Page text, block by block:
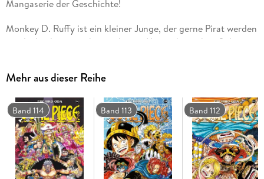
Mangaserie der Geschichte!
Monkey D. Ruffy ist ein kleiner Junge, der gerne Pirat werden
würde. Leider nützt ihm auch eine Mutprobe nichts. Solange
Teufelsfrucht oder Gum-Gum-Frucht genannt, klaut und zum
Das erwartet dich in diesem Band:
20 Jahre sind seit der Machtergreifung von Kaido und
Orochi vergangen. . . Wird es gelingen, das geschundene Wa
no Kuni zu befreien und das Lächeln in die Gesichter der
Mehr aus dieser Reihe
Band 114 Band 113 Band 112